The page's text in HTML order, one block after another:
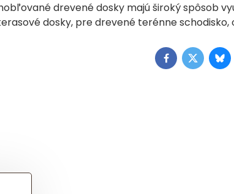
drevené dosky majú široký spôsob
dosky, pre drevené terénne
Facebook
Twitter